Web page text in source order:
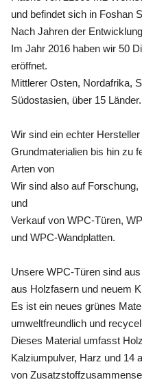
und befindet sich in Foshan
Nach Jahren der
Im Jahr 2016 haben wir 50
eröffnet.
Mittlerer Osten, Nordafrika,
Südostasien, über 15 Länder.
Wir sind ein echter
Grundmaterialien bis hin zu
Arten von
Wir sind also auf
und
Verkauf von WPC-Türen,
und WPC-Wandplatten.
Unsere WPC-Türen sind
aus Holzfasern und neuem
Es ist ein neues grünes
umweltfreundlich und
Dieses Material umfasst
Kalziumpulver, Harz und 14
von